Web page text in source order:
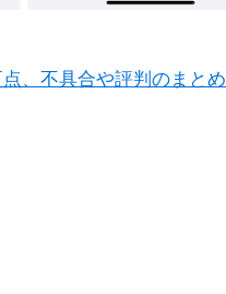
、不具合や評判のまとめ